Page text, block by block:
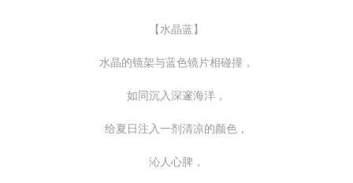
【水晶蓝】
水晶的镜架与蓝色镜片相碰撞，
如同沉入深邃海洋，
给夏日注入一剂清凉的颜色，
沁人心脾，